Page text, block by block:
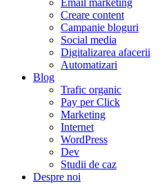
Email marketing
Creare content
Campanie bloguri
Social media
Digitalizarea afacerii
Automatizari
Blog
Trafic organic
Pay per Click
Marketing
Internet
WordPress
Dev
Studii de caz
Despre noi